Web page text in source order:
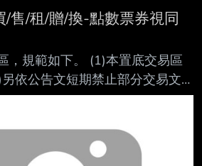
會議，反而上演行政院長卓榮泰
營執政 縣市的戲碼。卓榮泰不
布問題油品流向，當面質疑台中
為 什麼要公告？為什麼要搶
示，「中央地方是合作，不是競
/售/租/贈/換-點數票券視同
，規範如下。 (1)本置底交易區
依公告文短期禁止部分交易文
於本文推文發表 (3)本篇推文不
劵建議留下完整交易資訊，避免
交易糾紛，置底交易文不再清空